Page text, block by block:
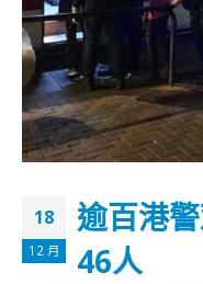
18
12 月
逾百港
46人